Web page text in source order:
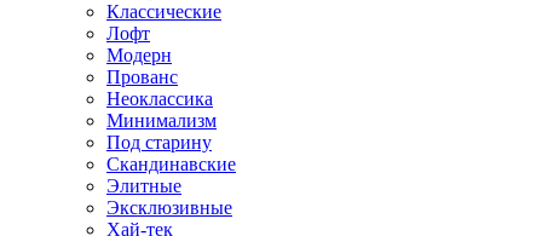
Классические
Лофт
Модерн
Прованс
Неоклассика
Минимализм
Под старину
Скандинавские
Элитные
Эксклюзивные
Хай-тек